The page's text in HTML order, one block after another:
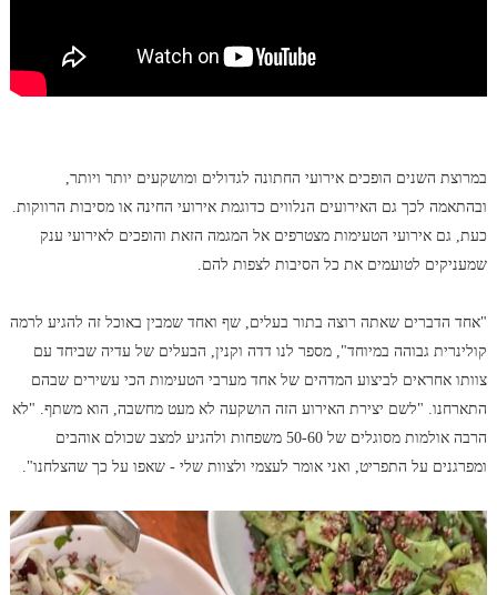
במרוצת השנים הופכים אירועי החתונה לגדולים ומושקעים יותר ויותר,
ובהתאמה לכך גם האירועים הנלווים כדוגמת אירועי החינה או מסיבות הרווקות.
כעת, גם אירועי הטעימות מצטרפים אל המגמה הזאת והופכים לאירועי ענק
שמעניקים לטועמים את כל הסיבות לצפות להם.
"אחד הדברים שאתה רוצה בתור בעלים, שף ואחד שמבין באוכל זה להגיע לרמה
קולינרית גבוהה במיוחד", מספר לנו דדה וקנין, הבעלים של עדיה שביחד עם
צוותו אחראים לביצוע המדהים של אחד מערבי הטעימות הכי עשירים שבהם
התארחנו. "לשם יצירת האירוע הזה הושקעה לא מעט מחשבה, הוא משתף. "לא
הרבה אולמות מסוגלים של 50-60 משפחות ולהגיע למצב שכולם אוהבים
ומפרגנים על התפריט, ואני אומר לעצמי ולצוות שלי - שאפו על כך שהצלחנו".